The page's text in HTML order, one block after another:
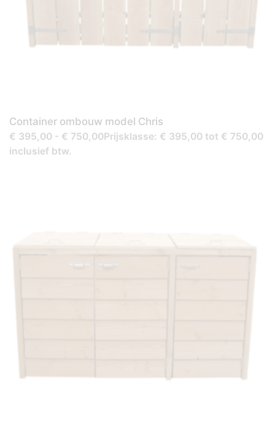
Container ombouw model Chris
€ 395,00 - € 750,00Prijsklasse: € 395,00 tot € 750,00
inclusief btw.